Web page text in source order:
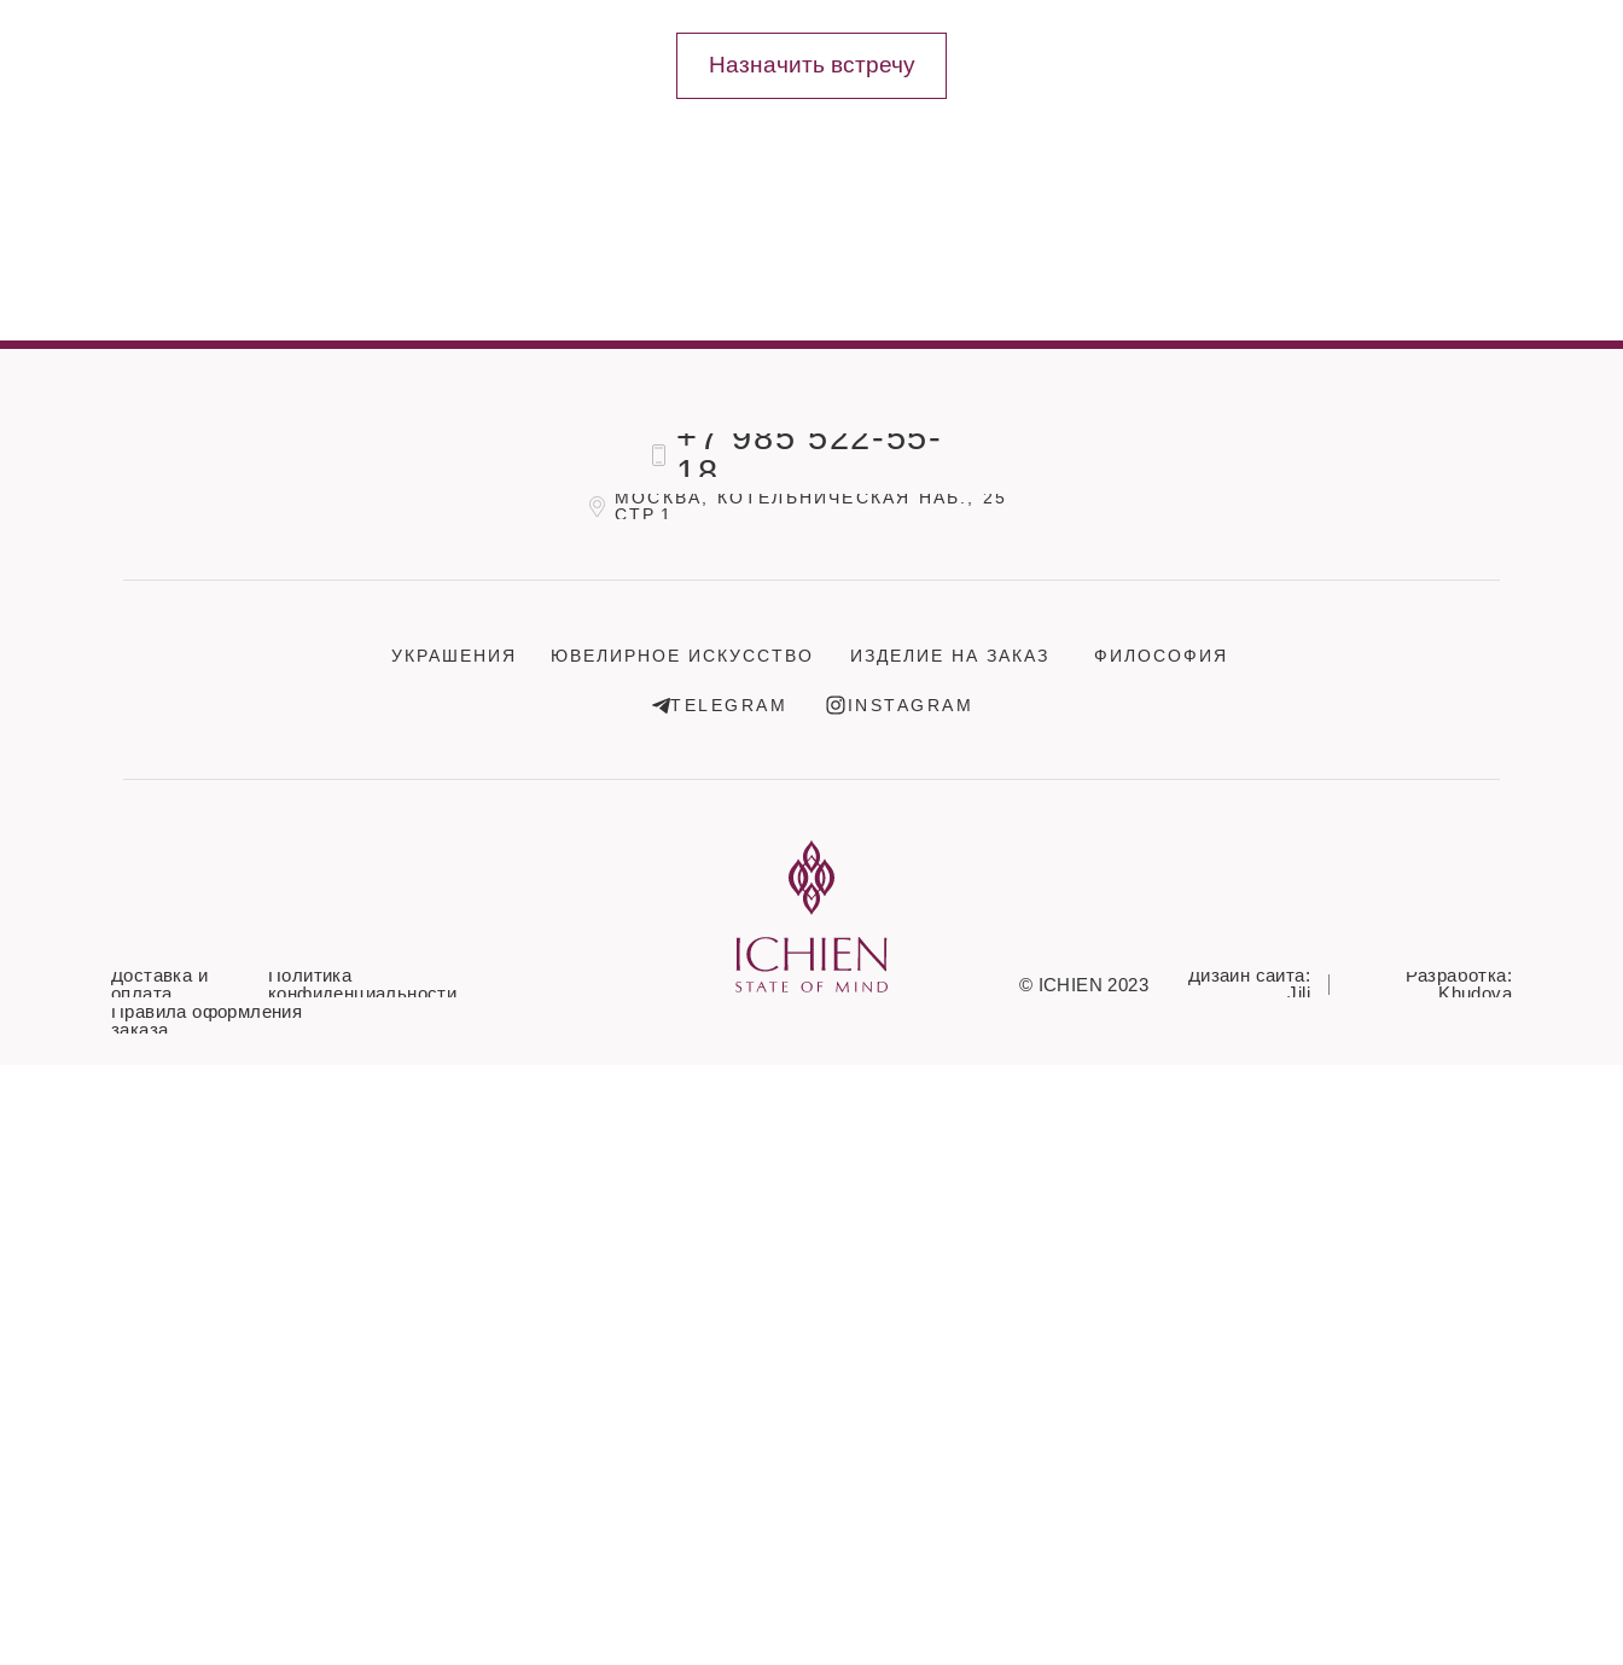
Назначить встречу
+7 985 522-55-
18
УКРАШЕНИЯ ЮВЕЛИРНОЕ ИСКУССТВО ИЗДЕЛИЕ НА ЗАКАЗ ФИЛОСОФИЯ
TELEGRAM INSTAGRAM
МОСКВА, КОТЕЛЬНИЧЕСКАЯ НАБ., 25
СТР.1
© ICHIEN 2023
Политика
конфиденциальности
Правила оформления
заказа
Разработка:
Khudova
Дизайн сайта:
Jili
Доставка и
оплата